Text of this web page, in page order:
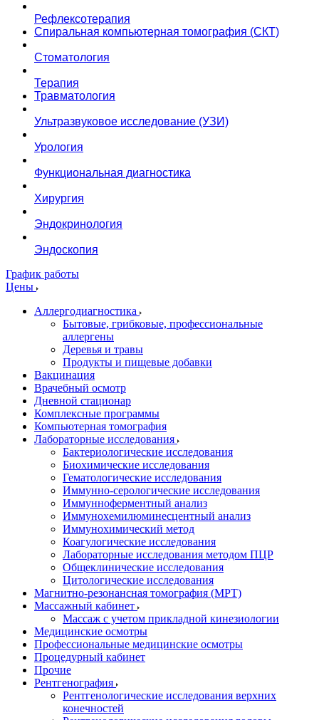
Рефлексотерапия
Спиральная компьютерная томография (СКТ)
Стоматология
Терапия
Травматология
Ультразвуковое исследование (УЗИ)
Урология
Функциональная диагностика
Хирургия
Эндокринология
Эндоскопия
График работы
Цены
Аллергодиагностика
Бытовые, грибковые, профессиональные
аллергены
Деревья и травы
Продукты и пищевые добавки
Вакцинация
Врачебный осмотр
Дневной стационар
Комплексные программы
Компьютерная томография
Лабораторные исследования
Бактериологические исследования
Биохимические исследования
Гематологические исследования
Иммунно-серологические исследования
Иммунноферментный анализ
Иммунохемилюминесцентный анализ
Иммунохимический метод
Коагулогические исследования
Лабораторные исследования методом ПЦР
Общеклинические исследования
Цитологические исследования
Магнитно-резонансная томография (МРТ)
Массажный кабинет
Массаж с учетом прикладной кинезиологии
Медицинские осмотры
Профессиональные медицинские осмотры
Процедурный кабинет
Прочие
Рентгенография
Рентгенологические исследования верхних
конечностей